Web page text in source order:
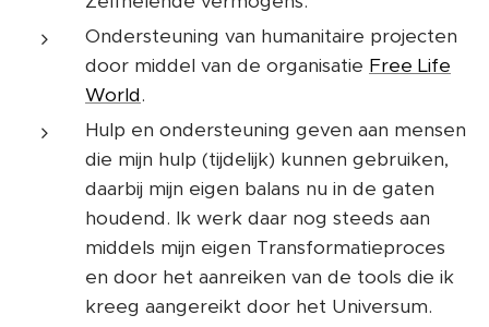
Ondersteuning van humanitaire projecten
door middel van de organisatie Free Life
World.
Hulp en ondersteuning geven aan mensen
die mijn hulp (tijdelijk) kunnen gebruiken,
daarbij mijn eigen balans nu in de gaten
houdend. Ik werk daar nog steeds aan
middels mijn eigen Transformatieproces
en door het aanreiken van de tools die ik
kreeg aangereikt door het Universum.